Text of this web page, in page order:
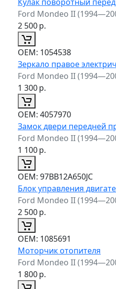
Ford Mondeo II
2 500р.
ОЕМ: 1054538
Зеркало правое
Ford Mondeo II
1 300р.
ОЕМ: 4057970
Замок двери передней
Ford Mondeo II
1 100р.
ОЕМ: 97BB12A650JC
Блок управления
Ford Mondeo II
2 500р.
ОЕМ: 1085691
Моторчик отопителя
Ford Mondeo II
1 800р.